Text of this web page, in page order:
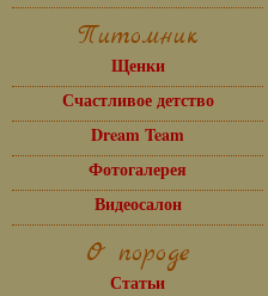
Питомник
Щенки
Счастливое детство
Dream Team
Фотогалерея
Видеосалон
О породе
Статьи